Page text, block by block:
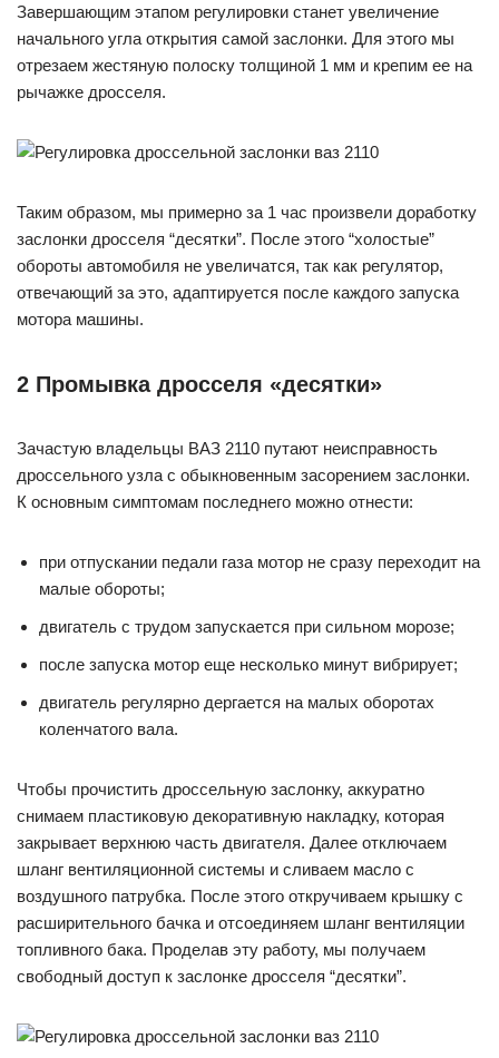
Завершающим этапом регулировки станет увеличение
начального угла открытия самой заслонки. Для этого мы
отрезаем жестяную полоску толщиной 1 мм и крепим ее на
рычажке дросселя.
Таким образом, мы примерно за 1 час произвели доработку
заслонки дросселя “десятки”. После этого “холостые”
обороты автомобиля не увеличатся, так как регулятор,
отвечающий за это, адаптируется после каждого запуска
мотора машины.
2 Промывка дросселя «десятки»
Зачастую владельцы ВАЗ 2110 путают неисправность
дроссельного узла с обыкновенным засорением заслонки.
К основным симптомам последнего можно отнести:
при отпускании педали газа мотор не сразу переходит на
малые обороты;
двигатель с трудом запускается при сильном морозе;
после запуска мотор еще несколько минут вибрирует;
двигатель регулярно дергается на малых оборотах
коленчатого вала.
Чтобы прочистить дроссельную заслонку, аккуратно
снимаем пластиковую декоративную накладку, которая
закрывает верхнюю часть двигателя. Далее отключаем
шланг вентиляционной системы и сливаем масло с
воздушного патрубка. После этого откручиваем крышку с
расширительного бачка и отсоединяем шланг вентиляции
топливного бака. Проделав эту работу, мы получаем
свободный доступ к заслонке дросселя “десятки”.